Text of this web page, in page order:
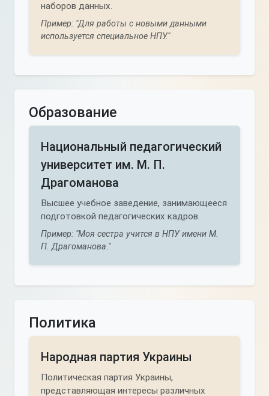
наборов данных.
Пример: "Для работы с новыми данными
используется специальное НПУ."
Образование
Национальный педагогический
университет им. М. П.
Драгоманова
Высшее учебное заведение, занимающееся
подготовкой педагогических кадров.
Пример: "Моя сестра учится в НПУ имени М.
П. Драгоманова."
Политика
Народная партия Украины
Политическая партия Украины,
представляющая интересы различных